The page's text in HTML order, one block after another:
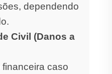
dependendo
Civil (Danos a
caso